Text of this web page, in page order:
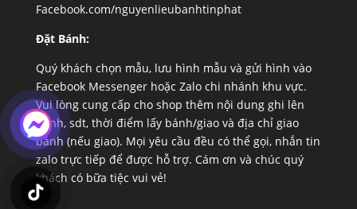
Facebook.com/nguyenlieubanhtinphat
Đặt Bánh:
Quý khách chọn mẫu, lưu hình mẫu và gửi hình vào
Facebook Messenger hoặc Zalo chi nhánh khu vực.
Vui lòng cung cấp cho shop thêm nội dung ghi lên
bánh, sdt, thời điểm lấy bánh/giao và địa chỉ giao
bánh (nếu giao). Mọi yêu cầu đều có thể gọi, nhắn tin
zalo trực tiếp để được hỗ trợ. Cám ơn và chúc quý
khách có bữa tiệc vui vẻ!